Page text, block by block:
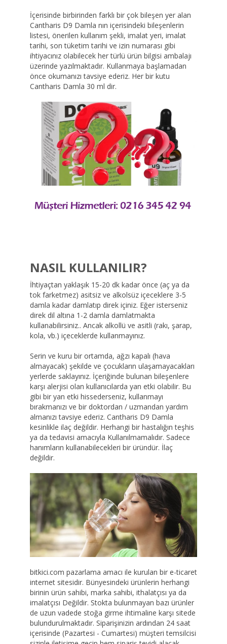
İçerisinde birbirinden farklı bir çok bileşen yer alan
Cantharis D9 Damla nın içerisindeki bileşenlerin
listesi, önerilen kullanım şekli, imalat yeri, imalat
tarihi, son tüketim tarihi ve izin numarası gibi
ihtiyacınız olabilecek her türlü ürün bilgisi ambalajı
üzerinde yazılmaktadır. Kullanmaya başlamadan
önce okumanızı tavsiye ederiz. Her bir kutu
Cantharis Damla 30 ml dir.
NASIL KULLANILIR?
İhtiyaçtan yaklaşık 15-20 dk kadar önce (aç ya da
tok farketmez) asitsiz ve alkolsüz içeceklere 3-5
damla kadar damlatıp direk içiniz. Eğer isterseniz
direk dil altına 1-2 damla damlatmakta
kullanabilirsiniz.. Ancak alkollü ve asitli (rakı, şarap,
kola, vb.) içeceklerde kullanmayınız.
Serin ve kuru bir ortamda, ağzı kapalı (hava
almayacak) şekilde ve çocukların ulaşamayacakları
yerlerde saklayınız. İçeriğinde bulunan bileşenlere
karşı alerjisi olan kullanıcılarda yan etki olabilir. Bu
gibi bir yan etki hissederseniz, kullanmayı
bırakmanızı ve bir doktordan / uzmandan yardım
almanızı tavsiye ederiz. Cantharis D9 Damla
kesinlikle ilaç değildir. Herhangi bir hastalığın teşhis
ya da tedavisi amacıyla Kullanılmamalıdır. Sadece
hanımların kullanabilecekleri bir üründür. İlaç
değildir.
bitkici.com pazarlama amacı ile kurulan bir e-ticaret
internet sitesidir. Bünyesindeki ürünlerin herhangi
birinin ürün sahibi, marka sahibi, ithalatçısı ya da
imalatçısı Değildir. Stokta bulunmayan bazı ürünler
de uzun vadede stoğa girme ihtimaline karşı sitede
bulundurulmaktadır. Siparişinizin ardından 24 saat
içerisinde (Pazartesi - Cumartesi) müşteri temsilcisi